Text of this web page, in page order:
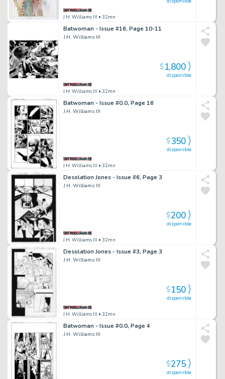
J.H. Williams III • 32mn
Batwoman - Issue #16, Page 10-11
J.H. Williams III
J.H. Williams III • 32mn
disponible
$1,800
Batwoman - Issue #0.0, Page 16
J.H. Williams III
J.H. Williams III • 32mn
disponible
$350
Desolation Jones - Issue #6, Page 3
J.H. Williams III
J.H. Williams III • 32mn
disponible
$200
Desolation Jones - Issue #3, Page 3
J.H. Williams III
J.H. Williams III • 32mn
disponible
$150
Batwoman - Issue #0.0, Page 4
J.H. Williams III
disponible
$275